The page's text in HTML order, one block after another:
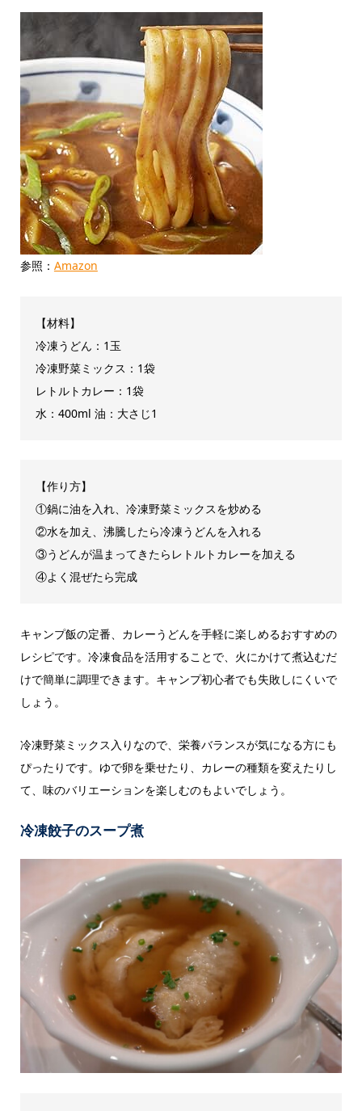
参照： Amazon
【材料】
冷凍うどん：1玉
冷凍野菜ミックス：1袋
レトルトカレー：1袋
水：400ml 油：大さじ1
【作り方】
①鍋に油を入れ、冷凍野菜ミックスを炒める
②水を加え、沸騰したら冷凍うどんを入れる
③うどんが温まってきたらレトルトカレーを加える
④よく混ぜたら完成
キャンプ飯の定番、カレーうどんを手軽に楽しめるおすすめの
レシピです。冷凍食品を活用することで、火にかけて煮込むだ
けで簡単に調理できます。キャンプ初心者でも失敗しにくいで
しょう。
冷凍野菜ミックス入りなので、栄養バランスが気になる方にも
ぴったりです。ゆで卵を乗せたり、カレーの種類を変えたりし
て、味のバリエーションを楽しむのもよいでしょう。
冷凍餃子のスープ煮